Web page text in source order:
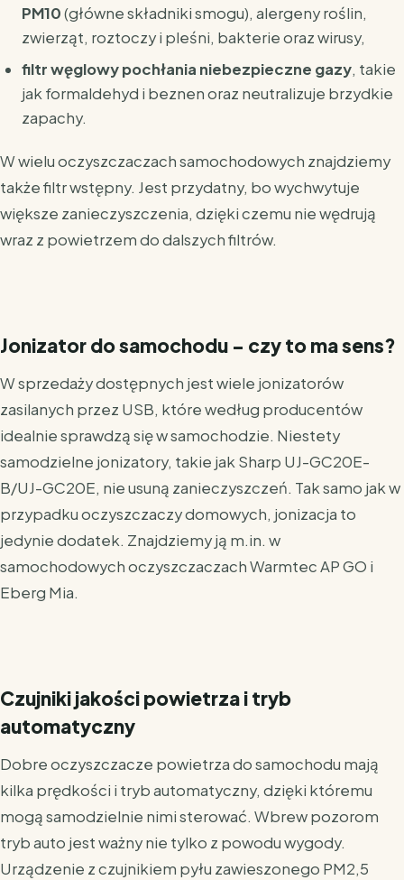
PM10(główne składniki smogu), alergeny roślin,
zwierząt, roztoczy i pleśni, bakterie oraz wirusy,
filtr węglowypochłania niebezpieczne gazy, takie
jak formaldehyd i beznen oraz neutralizuje brzydkie
zapachy.
W wielu oczyszczaczach samochodowych znajdziemy
także filtr wstępny. Jest przydatny, bo wychwytuje
większe zanieczyszczenia, dzięki czemu nie wędrują
wraz z powietrzem do dalszych filtrów.
Jonizator do samochodu – czy to ma sens?
W sprzedaży dostępnych jest wiele jonizatorów
zasilanych przez USB, które według producentów
idealnie sprawdzą się w samochodzie. Niestety
samodzielne jonizatory, takie jak Sharp UJ-GC20E-
B/UJ-GC20E, nie usuną zanieczyszczeń. Tak samo jak w
przypadku oczyszczaczy domowych, jonizacja to
jedynie dodatek. Znajdziemy ją m.in. w
samochodowych oczyszczaczach Warmtec AP GO i
Eberg Mia.
Czujniki jakości powietrza i tryb
automatyczny
Dobre oczyszczacze powietrza do samochodu mają
kilka prędkości i tryb automatyczny, dzięki któremu
mogą samodzielnie nimi sterować. Wbrew pozorom
tryb auto jest ważny nie tylko z powodu wygody.
Urządzenie z czujnikiem pyłu zawieszonego PM2,5